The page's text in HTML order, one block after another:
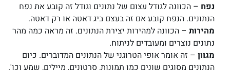
נפח – הכוונה לגודל עצום של נתונים וגודל זה קובע את נפח
הנתונים. הנפח קובע אם זה בעצם ביג דאטה או רק דאטה.
מהירות – הכוונה למהירות יצירת הנתונים. זה מראה כמה מהר
נתונים נוצרים ומעובדים לניתוח.
מגוון – זה אומר אופי הטרוגני של הנתונים המדוברים. כיום